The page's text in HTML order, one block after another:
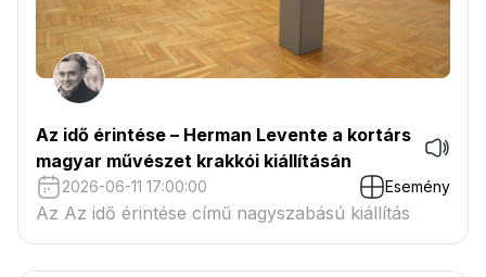
Az idő érintése – Herman Levente a kortárs
magyar művészet krakkói kiállításán
2026-06-11 17:00:00 Esemény
Az Az idő érintése című nagyszabású kiállítás